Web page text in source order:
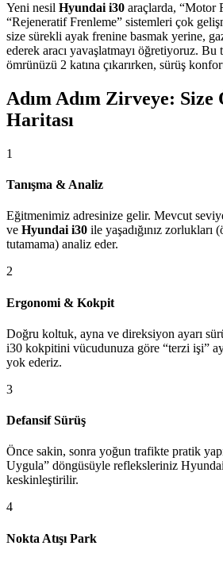
Yeni nesil Hyundai i30 araçlarda, “Motor
“Rejeneratif Frenleme” sistemleri çok
size sürekli ayak frenine basmak yerine,
ederek aracı yavaşlatmayı öğretiyoruz. Bu
ömrünüzü 2 katına çıkarırken, sürüş
Adım Adım Zirveye: Size
Haritası
1
Tanışma & Analiz
Eğitmenimiz adresinize gelir. Mevcut
ve Hyundai i30 ile yaşadığınız zorlukları
tutamama) analiz eder.
2
Ergonomi & Kokpit
Doğru koltuk, ayna ve direksiyon ayarı
i30 kokpitini vücudunuza göre “terzi işi”
yok ederiz.
3
Defansif Sürüş
Önce sakin, sonra yoğun trafikte pratik
Uygula” döngüsüyle refleksleriniz
keskinleştirilir.
4
Nokta Atışı Park